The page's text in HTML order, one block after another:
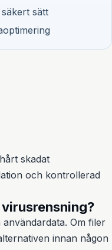
sätt
skadat
och kontrollerad
Om filer
innan någon